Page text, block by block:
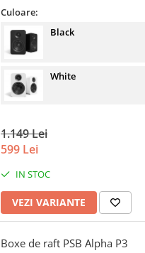
Culoare:
Black
White
1.149 Lei
599 Lei
IN STOC
VEZI VARIANTE
Boxe de raft PSB Alpha P3